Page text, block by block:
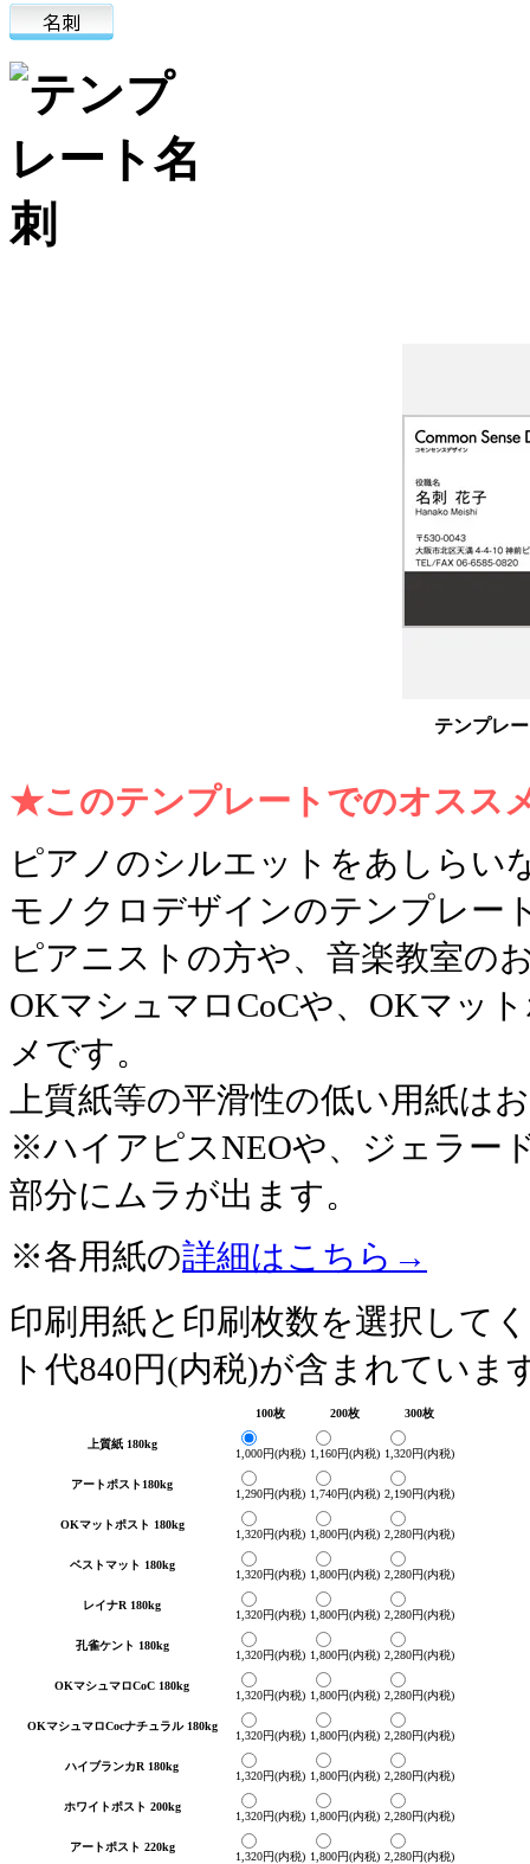
テンプレ
★このテンプレートでのオスス
ピアノのシルエットをあしらい
モノクロデザインのテンプレー
ピアニストの方や、音楽教室の
OKマシュマロCoCや、OKマッ
メです。
上質紙等の平滑性の低い用紙は
※ハイアピスNEOや、ジェラー
部分にムラが出ます。
※各用紙の詳細はこちら→
印刷用紙と印刷枚数を選択して
ト代840円(内税)が含まれていま
100枚 200枚 300枚
上質紙 180kg
1,000円(内税) 1,160円(内税) 1,320円(内税)
アートポスト180kg
1,290円(内税) 1,740円(内税) 2,190円(内税)
OKマットポスト 180kg
1,320円(内税) 1,800円(内税) 2,280円(内税)
ベストマット 180kg
1,320円(内税) 1,800円(内税) 2,280円(内税)
レイナR 180kg
1,320円(内税) 1,800円(内税) 2,280円(内税)
孔雀ケント 180kg
1,320円(内税) 1,800円(内税) 2,280円(内税)
OKマシュマロCoC 180kg
1,320円(内税) 1,800円(内税) 2,280円(内税)
OKマシュマロCocナチュラル 180kg
1,320円(内税) 1,800円(内税) 2,280円(内税)
ハイブランカR 180kg
1,320円(内税) 1,800円(内税) 2,280円(内税)
ホワイトポスト 200kg
1,320円(内税) 1,800円(内税) 2,280円(内税)
アートポスト 220kg
1,320円(内税) 1,800円(内税) 2,280円(内税)